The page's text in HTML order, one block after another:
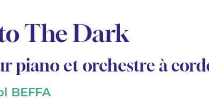
The Dark
piano et orchestre à
BEFFA